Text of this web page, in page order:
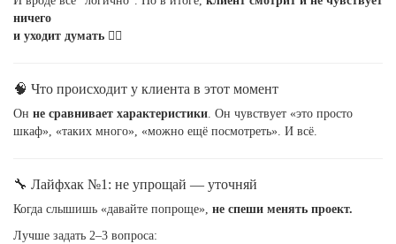
ничего
и уходит думать 🤷‍♂️
🧠 Что происходит у клиента в этот момент
Он не сравнивает характеристики. Он чувствует «это просто
шкаф», «таких много», «можно ещё посмотреть». И всё.
🔧 Лайфхак №1: не упрощай — уточняй
Когда слышишь «давайте попроще», не спеши менять проект.
Лучше задать 2–3 вопроса: